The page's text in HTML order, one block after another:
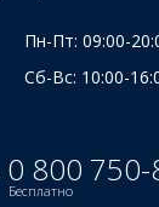
Пн-Пт: 09:00-
Сб-Вс: 10:00-
0 800 750-
Бесплатно